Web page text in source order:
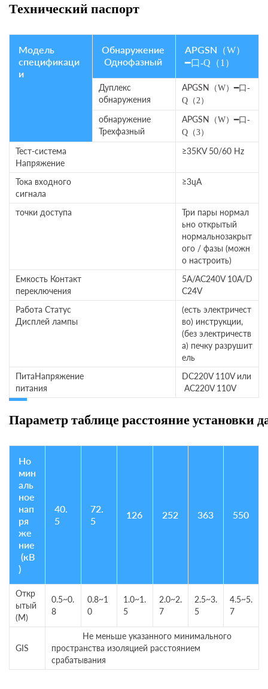
Технический паспорт
Модель
спецификаци
и
Обнаружение
Однофазный
APGSN （W）
━口-Q （1）
Дуплекс
обнаружения
APGSN （W）━口-
Q （2）
обнаружение
Трехфазный
APGSN （W）━口-
Q （3）
Тест-система
Напряжение
≥35KV 50/60 Hz
Тока входного
сигнала
≥3ɥA
точки доступа
Три пары нормал
ьно открытый
нормальнозакрыт
ого / фазы (можн
о настроить)
Емкость Контакт
переключения
5A/AC240V 10A/D
C24V
Работа Статус
Дисплей лампы
(есть электричест
во) инструкции,
(без электричеств
а) печку разрушит
ель
ПитаНапряжение
питания
DC220V 110V или
AC220V 110V
Параметр таблице расстояние установки
Но
мин
аль
ное
нап
ря
же
ние
(кВ
)
40.
5
72.
5
126 252 363 550
Откр
ытый
(М)
0.5~0.
8
0.8~1
0
1.0~1.
5
2.0~2.
7
2.5~3.
5
4.5~5.
7
GIS
Не меньше указанного минимального
пространства изоляцией расстоянием
срабатывания